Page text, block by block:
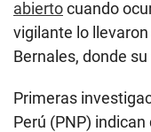
abiertocuando
vigilante lo
Bernales, donde
Primeras
Perú (PNP)